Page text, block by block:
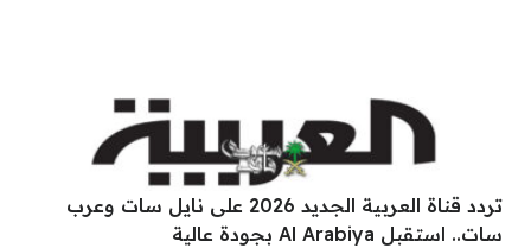
تردد قناة العربية الجديد 2026 على نايل سات وعرب
سات.. استقبل Al Arabiya بجودة عالية